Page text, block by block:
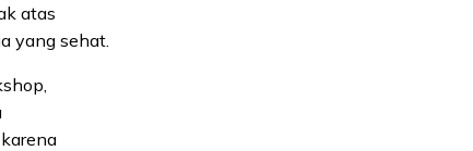
atas
yang sehat.